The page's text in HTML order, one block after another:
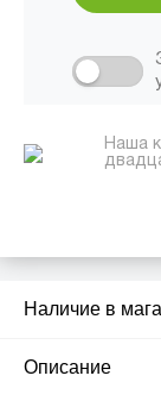
Наша
Наличие в
Описание